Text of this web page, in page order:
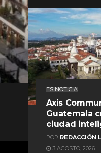
ES NOTICIA
Axis
Guatemala
ciudad
POR REDACCIÓN
3 AGOSTO, 2026